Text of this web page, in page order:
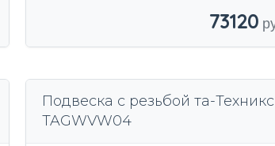
73120
Подвеска с резьбой та-Техникс
TAGWVW04